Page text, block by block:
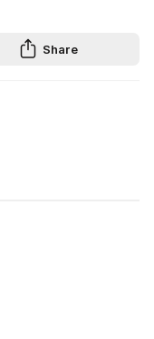
Share